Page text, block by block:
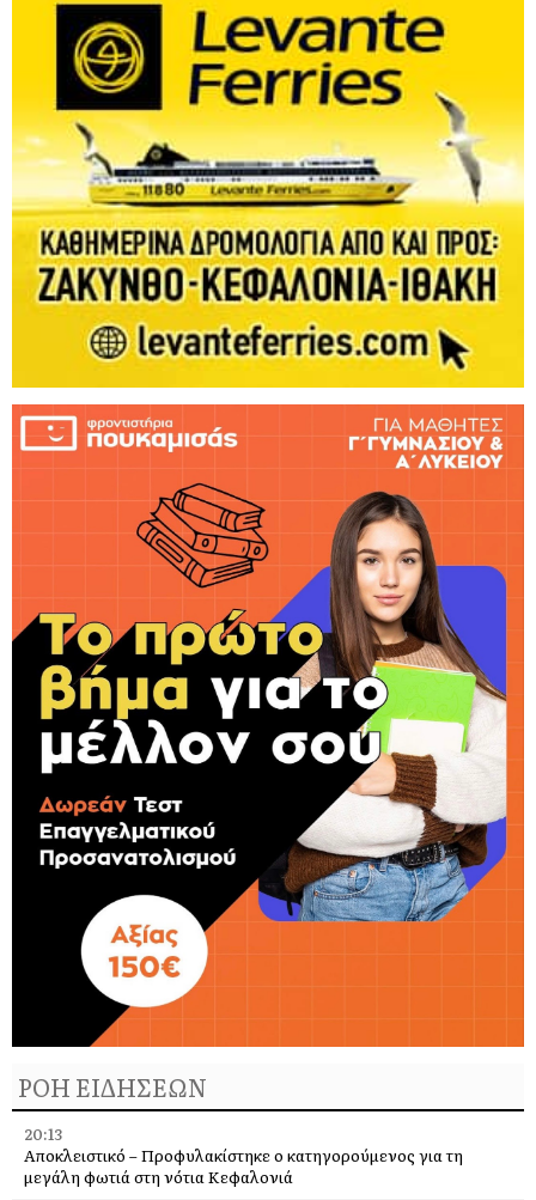
ΡΟΗ ΕΙΔΗΣΕΩΝ
20:13
Αποκλειστικό – Προφυλακίστηκε ο κατηγορούμενος για τη
μεγάλη φωτιά στη νότια Κεφαλονιά